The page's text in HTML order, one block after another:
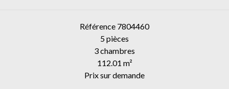
Référence 7804460
5 pièces
3 chambres
112.01 m²
Prix sur demande